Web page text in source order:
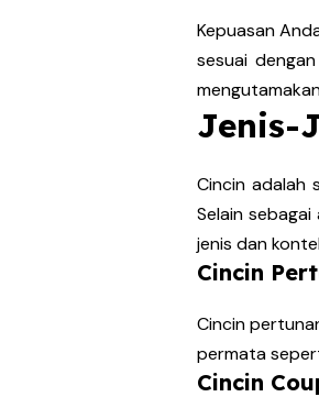
Kepuasan
sesuai
Jenis-
Cincin adalah
Selain
jenis dan
Cincin
Cincin
permata
Cincin